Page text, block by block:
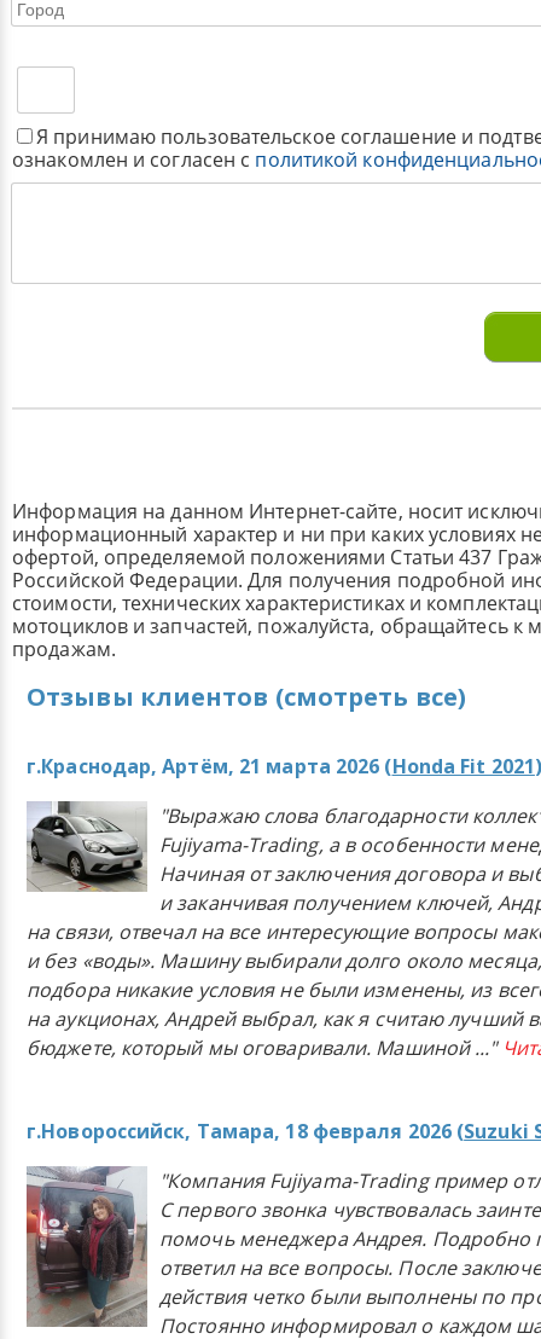
Я принимаю пользовательское соглашение и
ознакомлен и согласен с политикой
Информация на данном Интернет-сайте, носит
информационный характер и ни при каких условиях
офертой, определяемой положениями Статьи 437
Российской Федерации. Для получения подробной
стоимости, технических характеристиках и
мотоциклов и запчастей, пожалуйста, обращайтесь к
продажам.
Отзывы клиентов (смотреть все)
г.Краснодар, Артём, 21 марта 2026 (Honda Fit 2021
"Выражаю слова благодарности
Fujiyama-Trading, а в особенности
Начиная от заключения договора и
и заканчивая получением ключей,
на связи, отвечал на все интересующие вопросы
и без «воды». Машину выбирали долго около
подбора никакие условия не были изменены, из
на аукционах, Андрей выбрал, как я считаю лучший
бюджете, который мы оговаривали. Машиной..."
г.Новороссийск, Тамара, 18 февраля 2026 (Suzuki
"Компания Fujiyama-Trading пример
С первого звонка чувствовалась
помочь менеджера Андрея. Подробно
ответил на все вопросы. После
действия четко были выполнены по
Постоянно информировал о каждом